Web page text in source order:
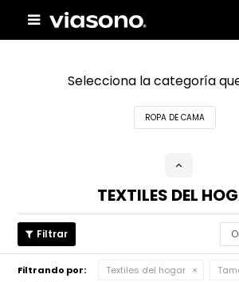

Selecciona la categoría
ROPA DE CAMA
TEXTILES DEL
Filtrando por: Textiles del hogar